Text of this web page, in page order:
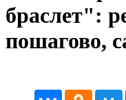
браслет":
пошагово,